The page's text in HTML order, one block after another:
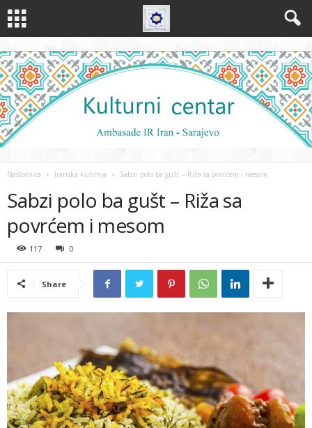
Naslovnica Iranska kuhinja Sabzi polo ba gušt – Riža sa povrćem i mesom
Sabzi polo ba gušt – Riža sa
povrćem i mesom
117 0
Share